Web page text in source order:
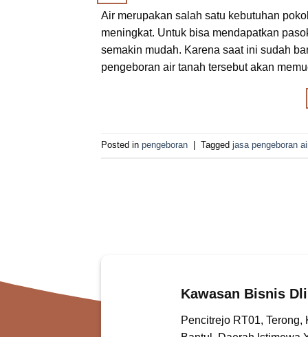
Air merupakan salah satu kebutuhan
meningkat. Untuk bisa mendapatkan
semakin mudah. Karena saat ini sudah
pengeboran air tanah tersebut akan
Posted in pengeboran Tagged jasa pengeboran
Kawasan Bisnis
Pencitrejo RT01,